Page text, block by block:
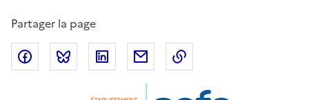
Partager la page
Partager sur Facebook
Partager sur Bluesky
Partager sur LinkedIn
Partager par email